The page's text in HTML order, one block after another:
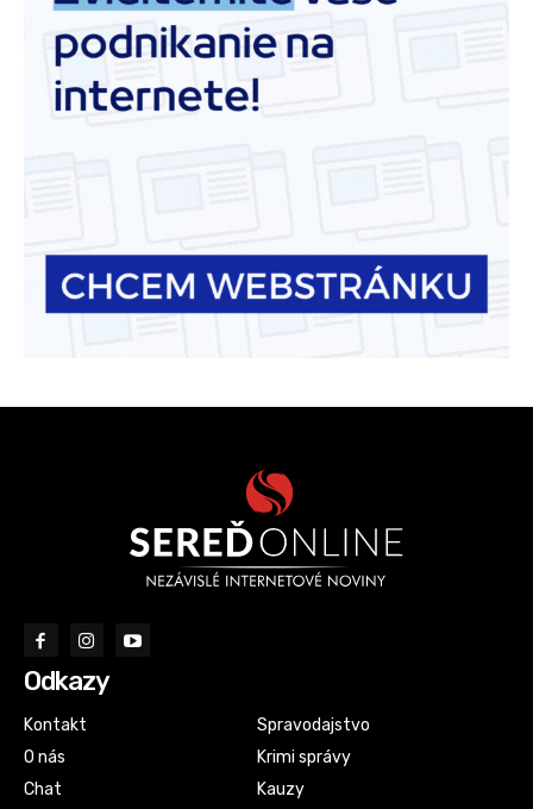
Odkazy
Kontakt
O nás
Chat
Spravodajstvo
Krimi správy
Kauzy